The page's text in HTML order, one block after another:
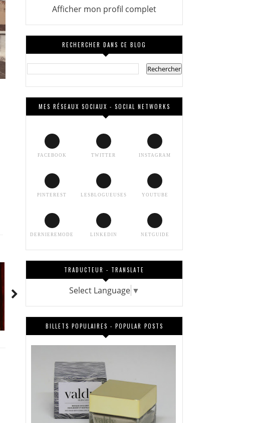
Afficher mon profil complet
RECHERCHER DANS CE BLOG
MES RÉSEAUX SOCIAUX - SOCIAL NETWORKS
FACEBOOK TWITTER INSTAGRAM
PINTEREST LESBLOGUEUSES YOUTUBE
DERNIEREMODE LINKEDIN NETGUIDE
TRADUCTEUR - TRANSLATE
Select Language ▼
BILLETS POPULAIRES - POPULAR POSTS